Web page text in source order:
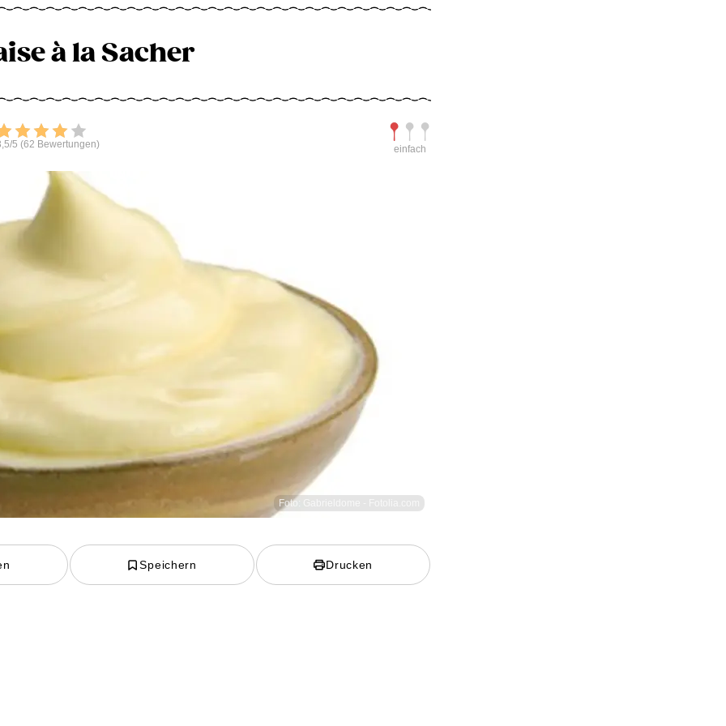
à la Sacher
Bewerten
5 (62 Bewertungen)
Schwierigkeit
einfach
Foto: Gabrieldome - Fotolia.com
Speichern Drucken